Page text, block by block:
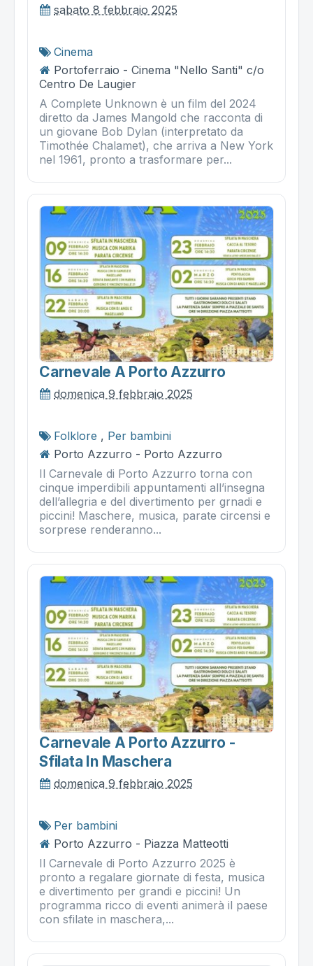
sabato 8 febbraio 2025
Cinema
Portoferraio - Cinema "Nello Santi" c/o
Centro De Laugier
A Complete Unknown è un film del 2024
diretto da James Mangold che racconta di
un giovane Bob Dylan (interpretato da
Timothée Chalamet), che arriva a New York
nel 1961, pronto a trasformare per...
Carnevale A Porto Azzurro
domenica 9 febbraio 2025
Folklore , Per bambini
Porto Azzurro - Porto Azzurro
Il Carnevale di Porto Azzurro torna con
cinque imperdibili appuntamenti all’insegna
dell’allegria e del divertimento per grnadi e
piccini! Maschere, musica, parate circensi e
sorprese renderanno...
Carnevale A Porto Azzurro -
Sfilata In Maschera
domenica 9 febbraio 2025
Per bambini
Porto Azzurro - Piazza Matteotti
Il Carnevale di Porto Azzurro 2025 è
pronto a regalare giornate di festa, musica
e divertimento per grandi e piccini! Un
programma ricco di eventi animerà il paese
con sfilate in maschera,...